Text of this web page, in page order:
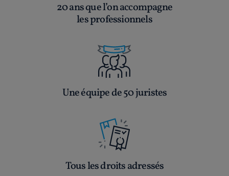
20 ans que l’on accompagne
les professionnels
Une équipe de 50 juristes
Tous les droits adressés